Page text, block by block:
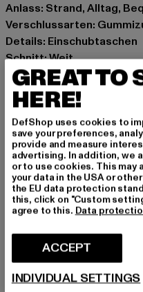
Anlass: Strand, Alltag,
Verschlussarten:
Details: Einschubtaschen
Schnitt: Weit
Marke: Cloud5ive
Kat.: Bekleidung
Farbe: olive
Hersteller Farbe: olive
Art.Nr: CL6242-00176
Hersteller: Styleboom
info@77onlineshop.eu
GRÖSSE & PASSFORM
GREAT TO
HERE!
DefShop uses cookies to
save your preferences,
provide and measure
advertising. In addition, we
or to use cookies. This
your data in the USA or
the EU data protection
this, click on "Custom
agree to this. Data
ACCEPT
INDIVIDUAL SETTINGS